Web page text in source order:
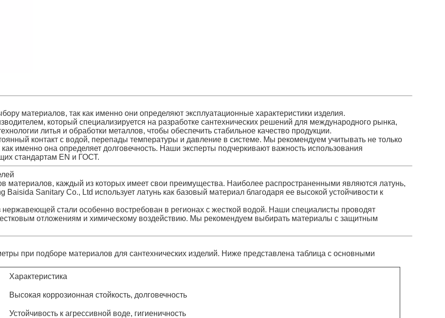
материалов, так как именно они определяют эксплуатационные характеристики изделия.
который специализируется на разработке сантехнических решений для международного рынка,
литья и обработки металлов, чтобы обеспечить стабильное качество продукции.
контакт с водой, перепады температуры и давление в системе. Мы рекомендуем учитывать не только
именно она определяет долговечность. Наши эксперты подчеркивают важность использования
стандартам EN и ГОСТ.
материалов, каждый из которых имеет свои преимущества. Наиболее распространенными являются латунь,
Sanitary Co., Ltd использует латунь как базовый материал благодаря ее высокой устойчивости к
стали особенно востребован в регионах с жесткой водой. Наши специалисты проводят
отложениям и химическому воздействию. Мы рекомендуем выбирать материалы с защитным
при подборе материалов для сантехнических изделий. Ниже представлена таблица с основными
Характеристика
Высокая коррозионная стойкость, долговечность
Устойчивость к агрессивной воде, гигиеничность